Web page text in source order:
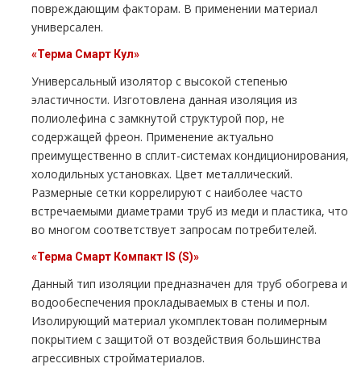
повреждающим факторам. В применении материал
универсален.
«Терма Смарт Кул»
Универсальный изолятор с высокой степенью
эластичности. Изготовлена данная изоляция из
полиолефина с замкнутой структурой пор, не
содержащей фреон. Применение актуально
преимущественно в сплит-системах кондиционирования,
холодильных установках. Цвет металлический.
Размерные сетки коррелируют с наиболее часто
встречаемыми диаметрами труб из меди и пластика, что
во многом соответствует запросам потребителей.
«Терма Смарт Компакт IS (S)»
Данный тип изоляции предназначен для труб обогрева и
водообеспечения прокладываемых в стены и пол.
Изолирующий материал укомплектован полимерным
покрытием с защитой от воздействия большинства
агрессивных стройматериалов.